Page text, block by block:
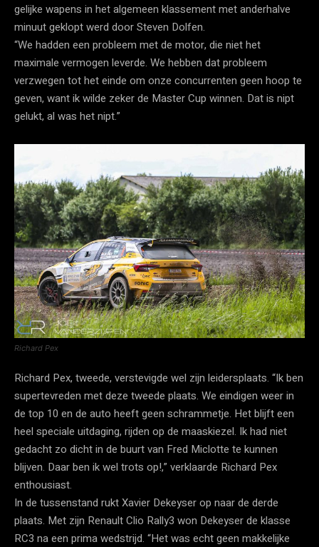
gelijke wapens in het algemeen klassement met anderhalve
minuut geklopt werd door Steven Dolfen.
“We hadden een probleem met de motor, die niet het
maximale vermogen leverde. We hebben dat probleem
verzwegen tot het einde om onze concurrenten geen hoop te
geven, want ik wilde zeker de Master Cup winnen. Dat is nipt
gelukt, al was het nipt.”
Richard Pex
Richard Pex, tweede, verstevigde wel zijn leidersplaats. “Ik ben
supertevreden met deze tweede plaats. We eindigen weer in
de top 10 en de auto heeft geen schrammetje. Het blijft een
heel speciale uitdaging, rijden op de maaskiezel. Ik had niet
gedacht zo dicht in de buurt van Fred Miclotte te kunnen
blijven. Daar ben ik wel trots op!,” verklaarde Richard Pex
enthousiast.
In de tussenstand rukt Xavier Dekeyser op naar de derde
plaats. Met zijn Renault Clio Rally3 won Dekeyser de klasse
RC3 na een prima wedstrijd. “Het was echt geen makkelijke